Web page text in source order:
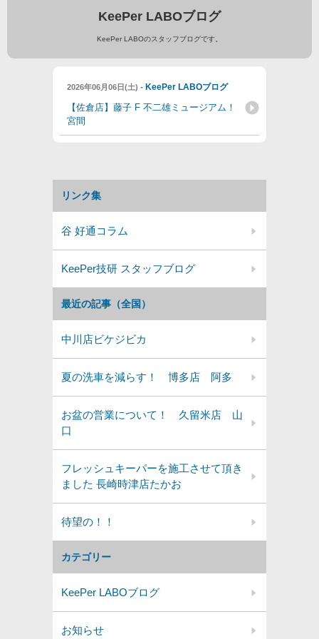
KeePer LABOブログ
KeePer LABOのスタッフブログです。
2026年06月06日(土) - KeePer LABOブログ
【佐倉店】藤子 F 不二雄ミュージアム！
宮間
カテゴリー
KeePer LABOブログ
お知らせ
最近の記事（全国）
中川店ビケジビカ
夏の洗車を減らす！ 博多店 阿多
お盆の営業について！ 久留米店 山
口
フレッシュキーパーを施工させて頂き
ました 長崎時津店たかお
待望の！！
リンク集
谷 好通コラム
KeePer技研 スタッフブログ